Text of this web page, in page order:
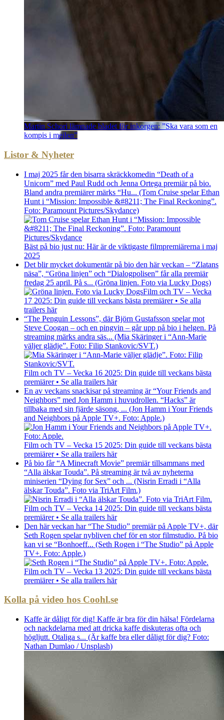
Martin Schori lämnade bladet för inkorgen: ”Ska vara som en
kompis i mejlen”
Listor & Nyheter
I maj 2025 får den bisarra skräckkomedin “Death of a
Unicorn” med Paul Rudd och Jenna Ortega premiär på bio.
Bland andra premiärer märks “Hu... (Tom Cruise spelar Ethan
Hunt i “Mission: Impossible &#8211; The Final Reckoning”.
Foto: Paramount Pictures/Skydance)
Bäst på bio just nu: Här är de viktigaste filmpremiärerna i maj
2025
Det blir mycket dokumentär på bio den här veckan – “Zlatans
näsa”, “Gröna linjen” och “Dialogpolisen” får alla premiär
fredag 25 april. På s... (Gröna linjen. Foto via Lucky Dogs)
Film och TV – Vecka
17 2025: Din guide till veckans bästa premiärer • Se alla
trailers här
“The Penguin Lessons”, där Björn Gustafsson spelar mot
Steve Coogan – och en pingvin – går upp på bio i helgen. På
streaming märks andra säs... (Mia Skäringer i “Ann-Marie
väljer glädje”. Foto: Filip Stankovic/SVT.)
Film och TV – Vecka 16 2025: Din guide till veckans bästa
premiärer • Se alla trailers här
En av veckans snackisar på streaming är “Your Friends and
Neighbors” med Jon Hamm i huvudrollen. “Hacks” är
tillbaka med sin fjärde säsong, ... (Jon Hamm i Your Friends
and Neighbors på Apple TV+. Foto: Apple.)
Film och TV – Vecka 15 2025: Din guide till veckans bästa
premiärer • Se alla trailers här
På bio får “A Minecraft Movie” premiär tillsammans med
“Alla älskar Touda”. På streaming är två av nyheterna
miniserien “Dying for Sex” och ... (Nisrin Erradi i “Alla
älskar Touda”. Foto via TriArt Film.)
Film och TV – Vecka 14 2025: Din guide till veckans bästa
premiärer • Se alla trailers här
Den här veckan har “The Studio” premiär på Apple TV+, där
Seth Rogen spelar nybliven chef för en stor filmstudio. På bio
kan vi se “Bonhoeff... (Seth Rogen i “The Studio” på Apple
TV+. Foto: Apple.)
Film och TV – Vecka 13 2025: Din guide till veckans bästa
premiärer • Se alla trailers här
Kolla på video hos Coohl.se
Kaffe är dåligt för dig! Kaffe är bra för din hälsa! Fördelarna
och nackdelarna med att dricka kaffe diskuteras ofta och
högljutt. Otaliga s... (Är kaffe bra eller dåligt för dig? Foto:
Nathan Dumlao / Unsplash)